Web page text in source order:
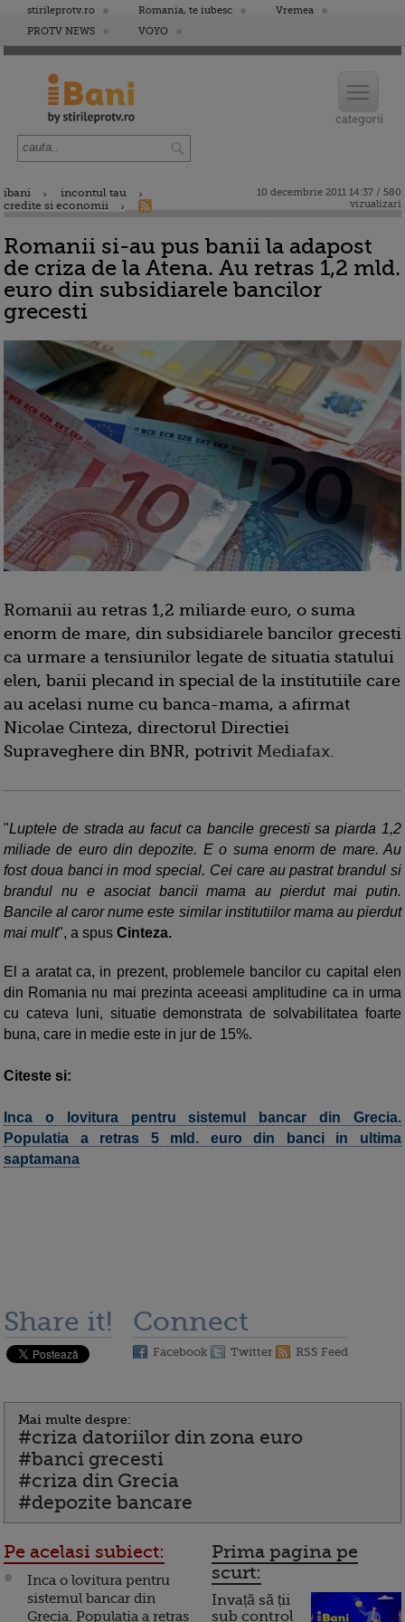
stirileprotv.ro Romania, te iubesc
Vremea
PROTV NEWS
VOYO
ibani
incontul tau
credite si economii
10 decembrie 2011 14:37 / 580
vizualizari
Romanii si-au pus banii la adapost
de criza de la Atena. Au retras 1,2 mld.
euro din subsidiarele bancilor
grecesti
Romanii au retras 1,2 miliarde euro, o suma
enorm de mare, din subsidiarele bancilor grecesti
ca urmare a tensiunilor legate de situatia statului
elen, banii plecand in special de la institutiile care
au acelasi nume cu banca-mama, a afirmat
Nicolae Cinteza, directorul Directiei
Supraveghere din BNR, potrivit Mediafax.
"Luptele de strada au facut ca bancile grecesti sa piarda 1,2
miliade de euro din depozite. E o suma enorm de mare. Au
fost doua banci in mod special. Cei care au pastrat brandul si
brandul nu e asociat bancii mama au pierdut mai putin.
Bancile al caror nume este similar institutiilor mama au pierdut
mai mult", a spus Cinteza.
El a aratat ca, in prezent, problemele bancilor cu capital elen
din Romania nu mai prezinta aceeasi amplitudine ca in urma
cu cateva luni, situatie demonstrata de solvabilitatea foarte
buna, care in medie este in jur de 15%.
Citeste si:
Inca o lovitura pentru sistemul bancar din Grecia.
Populatia a retras 5 mld. euro din banci in ultima
saptamana
Share it! Connect
Facebook Twitter RSS Feed
Mai multe despre:
#criza datoriilor din zona euro
#banci grecesti
#criza din Grecia
#depozite bancare
Pe acelasi subiect:
Inca o lovitura pentru
sistemul bancar din
Grecia. Populatia a retras
Prima pagina pe
scurt:
Invață să ții
sub control